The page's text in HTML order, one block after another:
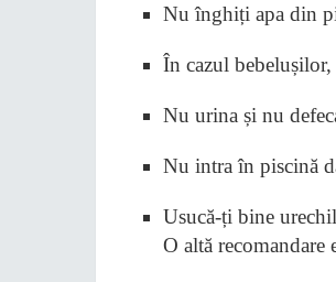
Nu înghiți apa din
În cazul bebelușilor,
Nu urina și nu
Nu intra în piscină
Usucă-ți bine
O altă